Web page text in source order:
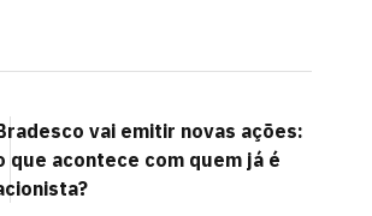
vai emitir novas ações:
que acontece com quem já é